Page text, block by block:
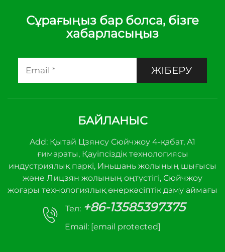
Сұрағыңыз бар болса, бізге
хабарласыңыз
ЖІБЕРУ
БАЙЛАНЫС
Add: Қытай Цзянсу Сюйчжоу 4-қабат, А1
ғимараты, Қауіпсіздік технологиясы
индустриялық паркі, Иньшань жолының шығысы
және Лицзян жолының оңтүстігі, Сюйчжоу
жоғары технологиялық өнеркәсіптік даму аймағы
Тел: +86-13585397375
Email: [email protected]